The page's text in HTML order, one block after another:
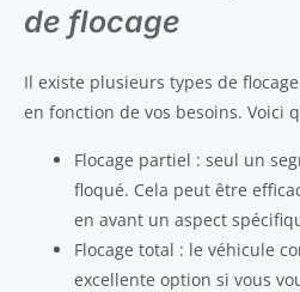
de flocage
Il existe plusieurs types de
en fonction de vos besoins. Voici
Flocage partiel : seul un
floqué. Cela peut être
en avant un aspect
Flocage total : le véhicule
excellente option si vous